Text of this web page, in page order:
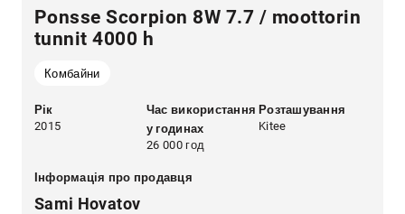
Ponsse Scorpion 8W 7.7 / moottorin
tunnit 4000 h
Комбайни
Рік
2015
Час використання
у годинах
26 000 год
Розташування
Kitee
Інформація про продавця
Sami Hovatov